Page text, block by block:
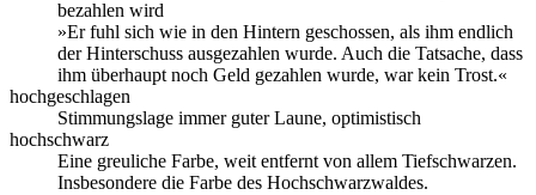
bezahlen wird
»Er fuhl sich wie in den Hintern geschossen, als ihm endlich
der Hinterschuss ausgezahlen wurde. Auch die Tatsache, dass
ihm überhaupt noch Geld gezahlen wurde, war kein Trost.«
hochgeschlagen
Stimmungslage immer guter Laune, optimistisch
hochschwarz
Eine greuliche Farbe, weit entfernt von allem Tiefschwarzen.
Insbesondere die Farbe des Hochschwarzwaldes.